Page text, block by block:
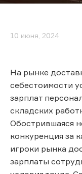
10 июня, 2024
На рынке
себестоимости
зарплат
складских
Обострившаяся
конкуренция за
игроки рынка
зарплаты